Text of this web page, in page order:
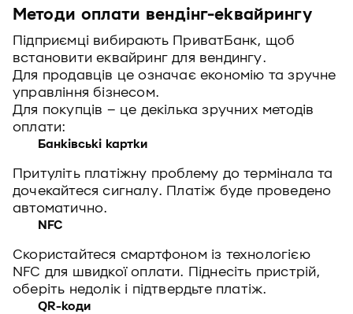
Методи оплати вендінг-еквайрингу
Підприємці вибирають ПриватБанк, щоб
встановити еквайринг для вендингу.
Для продавців це означає економію та зручне
управління бізнесом.
Для покупців – це декілька зручних методів
оплати:
Банківські картки
Притуліть платіжну проблему до термінала та
дочекайтеся сигналу. Платіж буде проведено
автоматично.
NFC
Скористайтеся смартфоном із технологією
NFC для швидкої оплати. Піднесіть пристрій,
оберіть недолік і підтвердьте платіж.
QR-коди